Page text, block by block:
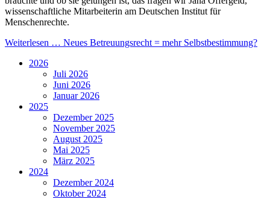
wissenschaftliche Mitarbeiterin am Deutschen Institut für
Menschenrechte.
Weiterlesen … Neues Betreuungsrecht = mehr Selbstbestimmung?
2026
Juli 2026
Juni 2026
Januar 2026
2025
Dezember 2025
November 2025
August 2025
Mai 2025
März 2025
2024
Dezember 2024
Oktober 2024